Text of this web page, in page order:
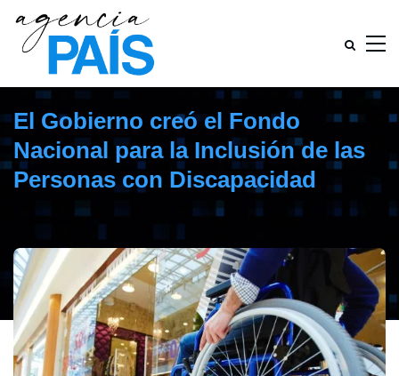
El Gobierno creó el Fondo
Nacional para la Inclusión de las
Personas con Discapacidad